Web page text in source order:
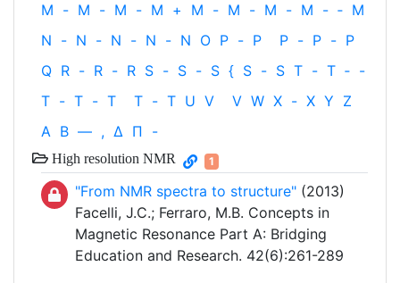
M - M - M - M + M - M - M - M - ‐ M
N - N - N - N - N O P - P P - P - P
Q R - R - R S - S - S { S - S T - T ‐ -
T - T - T T - T U V V W X - X Y Z
Α Β — , Δ Π -
High resolution NMR 1
"From NMR spectra to structure" (2013)
Facelli, J.C.; Ferraro, M.B. Concepts in
Magnetic Resonance Part A: Bridging
Education and Research. 42(6):261-289